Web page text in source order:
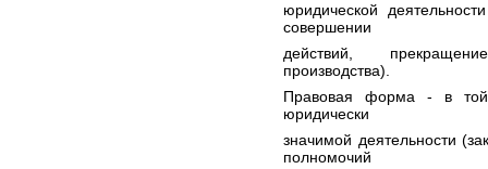
юридической
совершении
действий,
производства).
Правовая форма - в
юридически
значимой деятельности
полномочий